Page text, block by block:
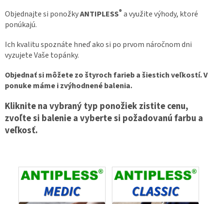
Objednajte si ponožkyANTIPLESS® a využite výhody, ktoré
ponúkajú.
Ich kvalitu spoznáte hneď ako si po prvom náročnom dni
vyzujete Vaše topánky.
Objednať si môžete zo štyroch farieb a šiestich veľkostí. V
ponuke máme i zvýhodnené balenia.
Kliknite na vybraný typ ponožiek zistite cenu,
zvoľte si balenie a vyberte si požadovanú farbu a
veľkosť.